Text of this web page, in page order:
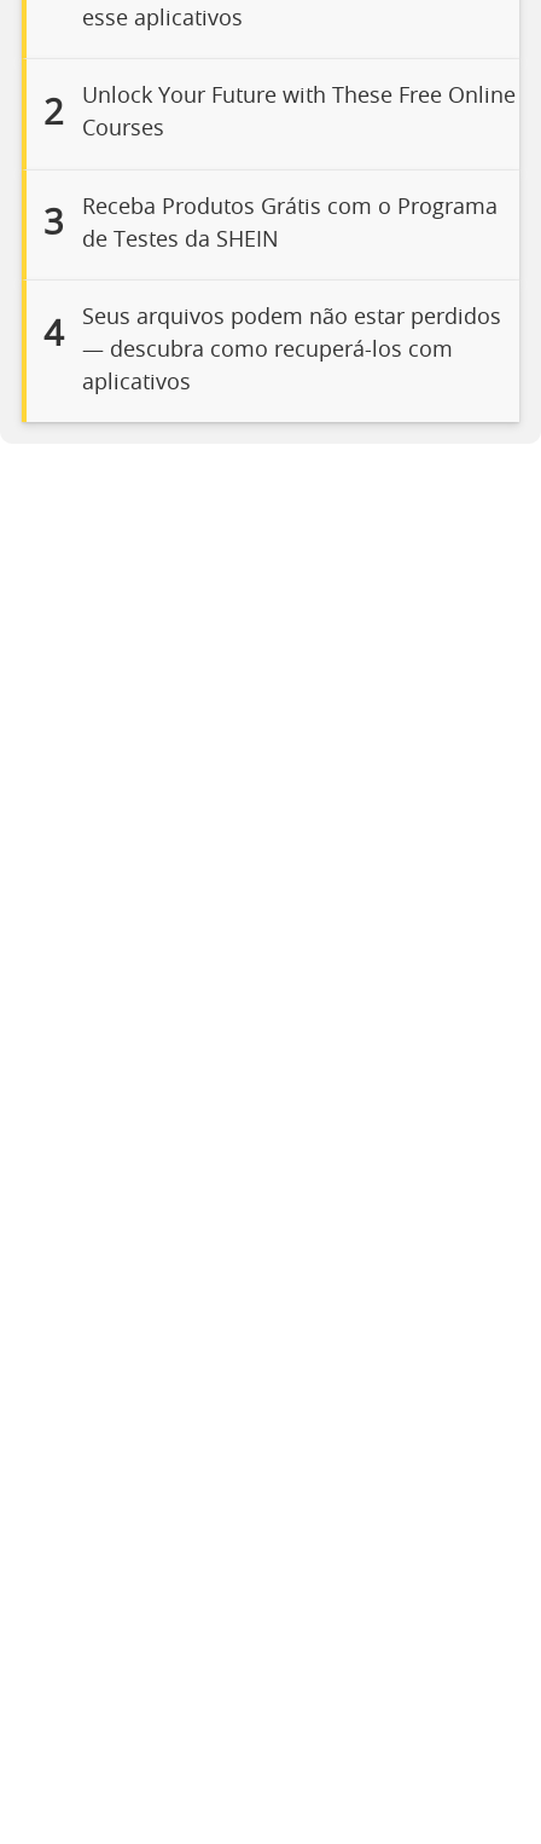
esse aplicativos
2
Unlock Your Future with These Free Online
Courses
3
Receba Produtos Grátis com o Programa
de Testes da SHEIN
4
Seus arquivos podem não estar perdidos
— descubra como recuperá-los com
aplicativos